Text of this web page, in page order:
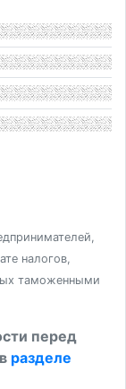
налогов,
таможенными
перед
разделе